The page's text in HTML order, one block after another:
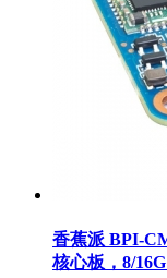
香蕉派 BPI-
核心板，8/